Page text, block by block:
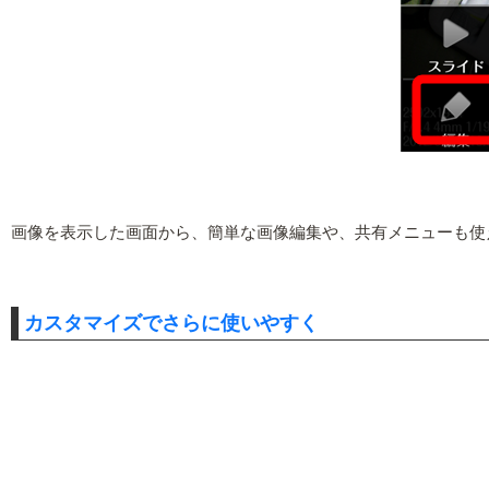
画像を表示した画面から、簡単な画像編集や、共有メニューも
カスタマイズでさらに使いやすく